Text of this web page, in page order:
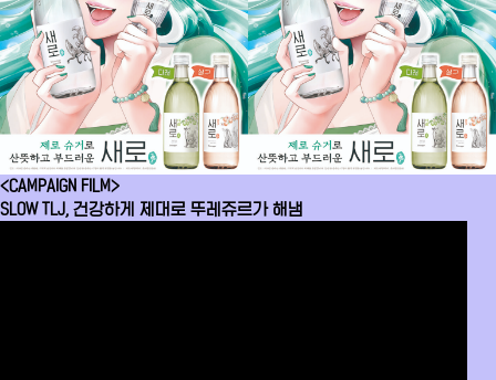
<CAMPAIGN FILM>
SLOW TLJ, 건강하게 제대로 뚜레쥬르가 해냄